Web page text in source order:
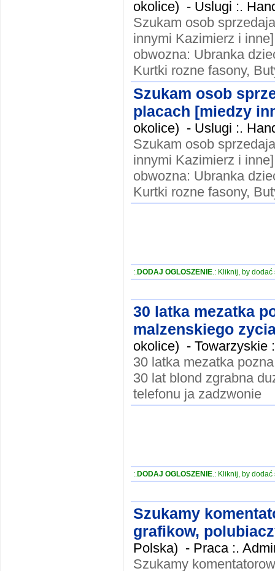
okolice) - Uslugi :.
Szukam osob
innymi Kazimierz i
obwozna: Ubranka
Kurtki rozne fasony,
Szukam osob
placach [miedzy
okolice) - Uslugi :.
Szukam osob
innymi Kazimierz i
obwozna: Ubranka
Kurtki rozne fasony,
:.DODAJ OGLOSZENIE.: Kliknij, by dodać
30 latka mezatka
malzenskiego
okolice) - Towarzyskie
30 latka mezatka
30 lat blond zgrabna
telefonu ja zadzwonie
:.DODAJ OGLOSZENIE.: Kliknij, by dodać
Szukamy
grafikow,
Polska) - Praca :.
Szukamy